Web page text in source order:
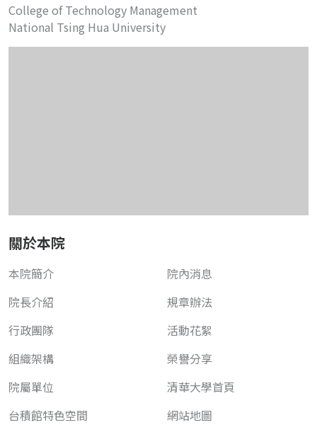
College of Technology Management
National Tsing Hua University
關於本院
本院簡介
院長介紹
行政團隊
組織架構
院屬單位
台積館特色空間
院內消息
規章辦法
活動花絮
榮譽分享
清華大學首頁
網站地圖